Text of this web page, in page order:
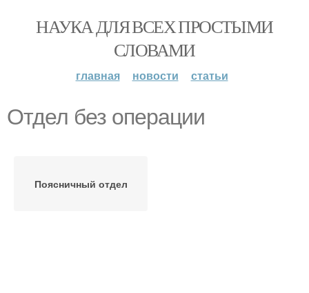
НАУКА ДЛЯ ВСЕХ ПРОСТЫМИ
СЛОВАМИ
главная новости статьи
Отдел без операции
Поясничный отдел